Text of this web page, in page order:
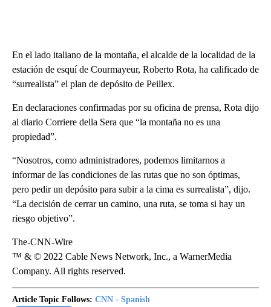
En el lado italiano de la montaña, el alcalde de la localidad de la
estación de esquí de Courmayeur, Roberto Rota, ha calificado de
“surrealista” el plan de depósito de Peillex.
En declaraciones confirmadas por su oficina de prensa, Rota dijo
al diario Corriere della Sera que “la montaña no es una
propiedad”.
“Nosotros, como administradores, podemos limitarnos a
informar de las condiciones de las rutas que no son óptimas,
pero pedir un depósito para subir a la cima es surrealista”, dijo.
“La decisión de cerrar un camino, una ruta, se toma si hay un
riesgo objetivo”.
The-CNN-Wire
™ & © 2022 Cable News Network, Inc., a WarnerMedia
Company. All rights reserved.
Article Topic Follows: CNN - Spanish